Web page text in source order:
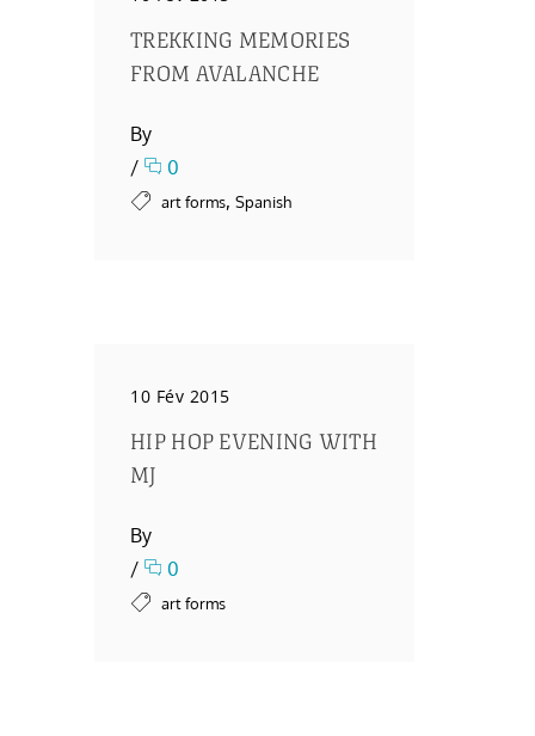
TREKKING MEMORIES
FROM AVALANCHE
By
/
0
art forms, Spanish
10 Fév 2015
HIP HOP EVENING WITH
MJ
By
/
0
art forms